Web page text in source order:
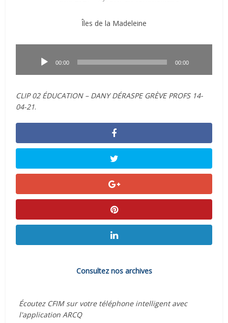
Îles de la Madeleine
00:00 00:00
CLIP 02 ÉDUCATION – DANY DÉRASPE GRÈVE PROFS 14-
04-21.
Consultez nos archives
Écoutez CFIM sur votre téléphone intelligent avec
l'application ARCQ